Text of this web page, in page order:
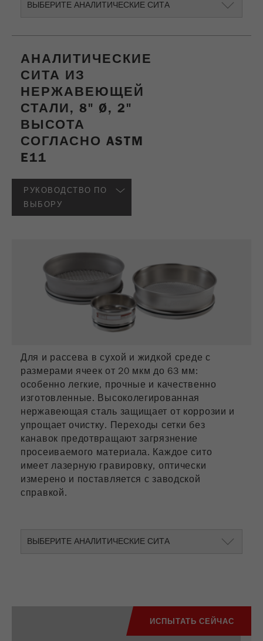
ВЫБЕРИТЕ АНАЛИТИЧЕСКИЕ СИТА
АНАЛИТИЧЕСКИЕ
СИТА ИЗ
НЕРЖАВЕЮЩЕЙ
СТАЛИ, 8" Ø, 2"
ВЫСОТА
СОГЛАСНО ASTM
E11
РУКОВОДСТВО ПО
ВЫБОРУ
Для и рассева в сухой и жидкой среде с
размерами ячеек от 20 мкм до 63 мм:
особенно легкие, прочные и качественно
изготовленные. Высоколегированная
нержавеющая сталь защищает от коррозии и
упрощает очистку. Переходы сетки без
канавок предотвращают загрязнение
просеиваемого материала. Каждое сито
имеет лазерную гравировку, оптически
измерено и поставляется с заводской
справкой.
ВЫБЕРИТЕ АНАЛИТИЧЕСКИЕ СИТА
ИСПЫТАТЬ СЕЙЧАС